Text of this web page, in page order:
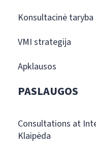
Konsultacinė taryba
VMI strategija
Apklausos
PASLAUGOS
Consultations at
Klaipėda